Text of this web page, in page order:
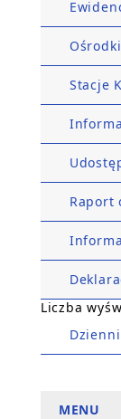
Stacje
Raport
Liczba
MENU